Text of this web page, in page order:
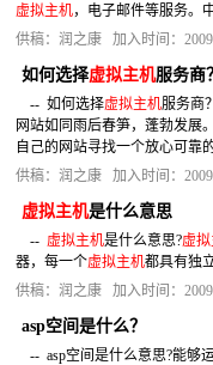
虚拟主机，电子邮件等服务。
供稿：润之康 加入时间：
如何选择虚拟主机服务商？
-- 如何选择虚拟主机服务商
网站如同雨后春笋，蓬勃发展
自己的网站寻找一个放心可靠
供稿：润之康 加入时间：
虚拟主机是什么意思
-- 虚拟主机是什么意思?虚
器，每一个虚拟主机都具有独
供稿：润之康 加入时间：
asp空间是什么？
-- asp空间是什么意思?能够